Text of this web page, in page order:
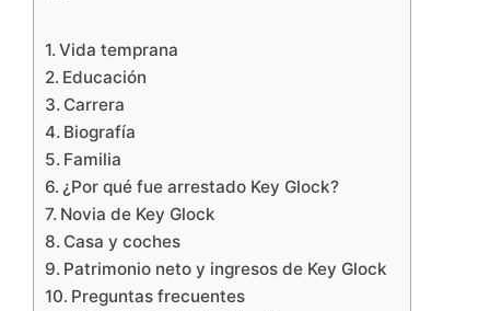
Vida temprana
Educación
Carrera
Biografía
Familia
¿Por qué fue arrestado Key Glock?
Novia de Key Glock
Casa y coches
Patrimonio neto y ingresos de Key Glock
Preguntas frecuentes